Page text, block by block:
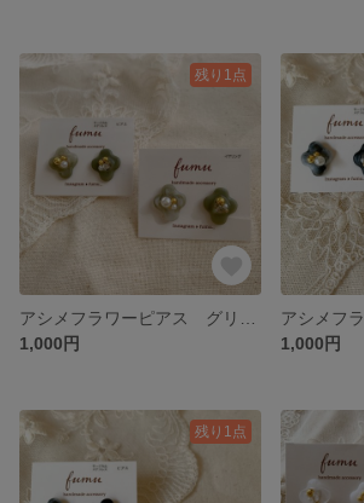
残り1点
1,000円
1,000円
残り1点